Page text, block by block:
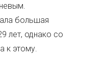
большая
лет, однако со
к этому.